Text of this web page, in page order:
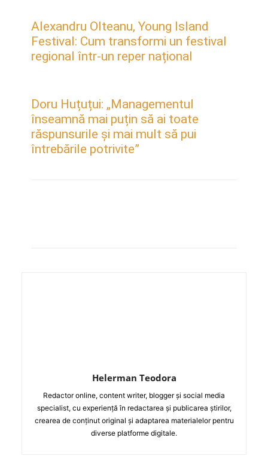
Alexandru Olteanu, Young Island
Festival: Cum transformi un festival
regional într-un reper național
Doru Huțuțui: „Managementul
înseamnă mai puțin să ai toate
răspunsurile și mai mult să pui
întrebările potrivite”
Helerman Teodora
Redactor online, content writer, blogger și social media
specialist, cu experiență în redactarea și publicarea știrilor,
crearea de conținut original și adaptarea materialelor pentru
diverse platforme digitale.